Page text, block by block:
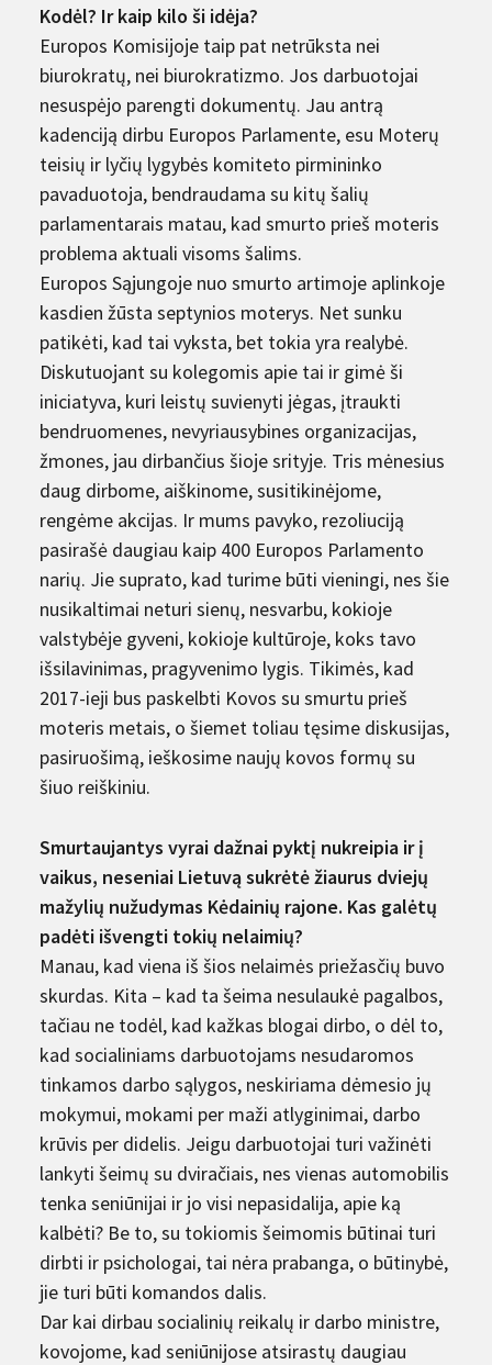
Kodėl? Ir kaip kilo ši idėja?
Europos Komisijoje taip pat netrūksta nei
biurokratų, nei biurokratizmo. Jos darbuotojai
nesuspėjo parengti dokumentų. Jau antrą
kadenciją dirbu Europos Parlamente, esu Moterų
teisių ir lyčių lygybės komiteto pirmininko
pavaduotoja, bendraudama su kitų šalių
parlamentarais matau, kad smurto prieš moteris
problema aktuali visoms šalims.
Europos Sąjungoje nuo smurto artimoje aplinkoje
kasdien žūsta septynios moterys. Net sunku
patikėti, kad tai vyksta, bet tokia yra realybė.
Diskutuojant su kolegomis apie tai ir gimė ši
iniciatyva, kuri leistų suvienyti jėgas, įtraukti
bendruomenes, nevyriausybines organizacijas,
žmones, jau dirbančius šioje srityje. Tris mėnesius
daug dirbome, aiškinome, susitikinėjome,
rengėme akcijas. Ir mums pavyko, rezoliuciją
pasirašė daugiau kaip 400 Europos Parlamento
narių. Jie suprato, kad turime būti vieningi, nes šie
nusikaltimai neturi sienų, nesvarbu, kokioje
valstybėje gyveni, kokioje kultūroje, koks tavo
išsilavinimas, pragyvenimo lygis. Tikimės, kad
2017-ieji bus paskelbti Kovos su smurtu prieš
moteris metais, o šiemet toliau tęsime diskusijas,
pasiruošimą, ieškosime naujų kovos formų su
šiuo reiškiniu.
Smurtaujantys vyrai dažnai pyktį nukreipia ir į
vaikus, neseniai Lietuvą sukrėtė žiaurus dviejų
mažylių nužudymas Kėdainių rajone. Kas galėtų
padėti išvengti tokių nelaimių?
Manau, kad viena iš šios nelaimės priežasčių buvo
skurdas. Kita – kad ta šeima nesulaukė pagalbos,
tačiau ne todėl, kad kažkas blogai dirbo, o dėl to,
kad socialiniams darbuotojams nesudaromos
tinkamos darbo sąlygos, neskiriama dėmesio jų
mokymui, mokami per maži atlyginimai, darbo
krūvis per didelis. Jeigu darbuotojai turi važinėti
lankyti šeimų su dviračiais, nes vienas automobilis
tenka seniūnijai ir jo visi nepasidalija, apie ką
kalbėti? Be to, su tokiomis šeimomis būtinai turi
dirbti ir psichologai, tai nėra prabanga, o būtinybė,
jie turi būti komandos dalis.
Dar kai dirbau socialinių reikalų ir darbo ministre,
kovojome, kad seniūnijose atsirastų daugiau